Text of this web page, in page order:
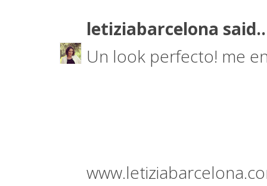
letiziabarcelona
Un look perfecto! me